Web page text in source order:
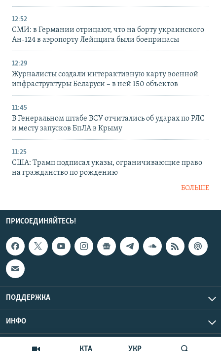
КТА УКР
12:52
СМИ: в Германии отрицают, что на борту украинского
Ан-124 в аэропорту Лейпцига были боеприпасы
12:29
Журналисты создали интерактивную карту военной
инфраструктуры Беларуси – в ней 150 объектов
11:45
В Генеральном штабе ВСУ отчитались об ударах по РЛС
и месту запусков БпЛА в Крыму
11:25
США: Трамп подписал указы, ограничивающие право
на гражданство по рождению
БОЛЬШЕ
ПРИСОЕДИНЯЙТЕСЬ!
ПОДДЕРЖКА
ИНФО
Copyright Крым.Реалии, 2026 | Все права защищены.
UTC+3